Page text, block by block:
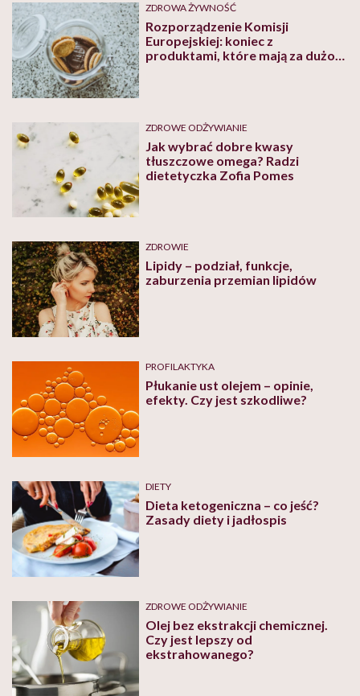
ZDROWA ŻYWNOŚĆ
Rozporządzenie Komisji
Europejskiej: koniec z
produktami, które mają za dużo
ZDROWE ODŻYWIANIE
Jak wybrać dobre kwasy
tłuszczowe omega? Radzi
dietetyczka Zofia Pomes
ZDROWIE
Lipidy – podział, funkcje,
zaburzenia przemian lipidów
PROFILAKTYKA
Płukanie ust olejem – opinie,
efekty. Czy jest szkodliwe?
DIETY
Dieta ketogeniczna – co jeść?
Zasady diety i jadłospis
ZDROWE ODŻYWIANIE
Olej bez ekstrakcji chemicznej.
Czy jest lepszy od
ekstrahowanego?